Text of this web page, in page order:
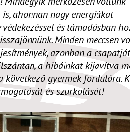
ahonnan nagy energiákat
és támadásban
Minden meccsen
azonban a
a hibáinkat kijavítva
következő gyermek fordulóra.
és szurkolását!